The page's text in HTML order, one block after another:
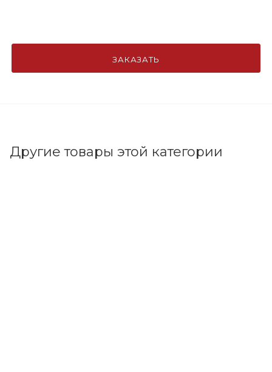
ЗАКАЗАТЬ
Другие товары этой категории